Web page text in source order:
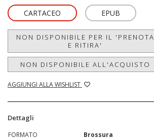
CARTACEO EPUB
NON DISPONIBILE PER IL 'PRENOTA
E RITIRA'
NON DISPONIBILE ALL'ACQUISTO
AGGIUNGI ALLA WISHLIST
Dettagli
FORMATO
Brossura